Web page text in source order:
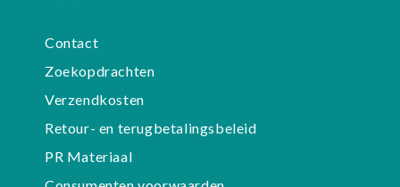
Contact
Zoekopdrachten
Verzendkosten
Retour- en terugbetalingsbeleid
PR Materiaal